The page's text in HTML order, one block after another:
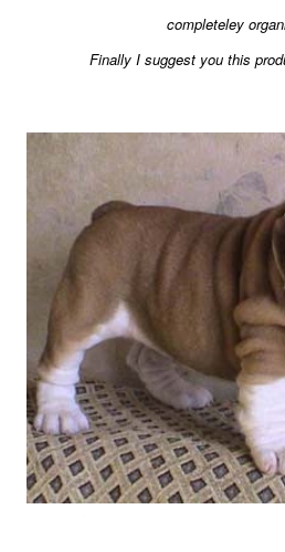
completeley
Finally I suggest you this